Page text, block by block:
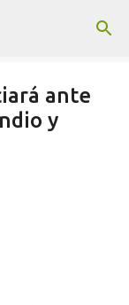
ante
y